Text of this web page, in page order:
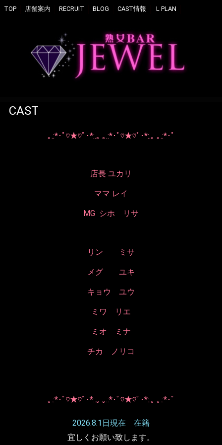
TOP 店舗案内 RECRUIT BLOG CAST情報 L PLAN
CAST
｡.:*･ﾟ♡★♡ﾟ･*:.｡ ｡.:*･ﾟ♡★♡ﾟ･*:.｡ ｡.:*･ﾟ
店長 ユカリ
ママ レイ
MG シホ リサ
リン ミサ
メグ ユキ
キョウ ユウ
ミワ リエ
ミオ ミナ
チカ ノリコ
｡.:*･ﾟ♡★♡ﾟ･*:.｡ ｡.:*･ﾟ♡★♡ﾟ･*:.｡ ｡.:*･ﾟ
2026.8.1日現在 在籍
宜しくお願い致します。